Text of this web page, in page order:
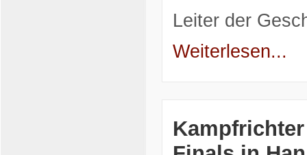
Leiter der
Weiterlesen...